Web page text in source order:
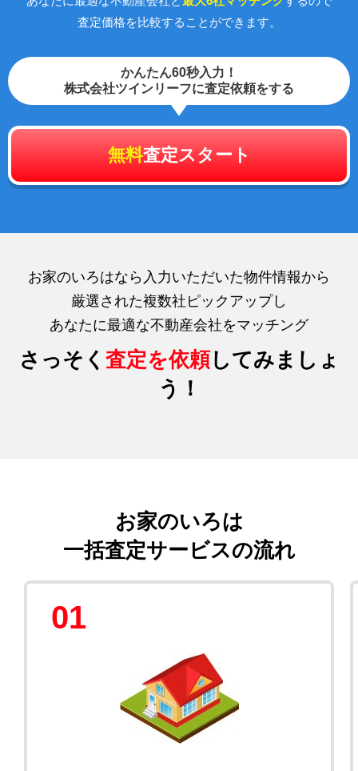
査定価格を比較することができます。
かんたん60秒入力！
株式会社ツインリーフに査定依頼をする
無料査定スタート
お家のいろはなら入力いただいた物件情報から
厳選された複数社ピックアップし
あなたに最適な不動産会社をマッチング
さっそく 査定を依頼してみましょ
う！
お家のいろは
一括査定サービスの流れ
01